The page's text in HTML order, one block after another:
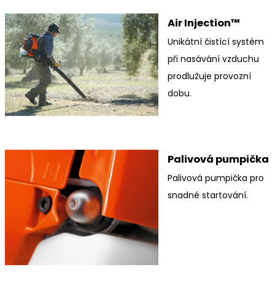
Air Injection™
Unikátní čistící systém
při nasávání vzduchu
prodlužuje provozní
dobu.
Palivová pumpička
Palivová pumpička pro
snadné startování.